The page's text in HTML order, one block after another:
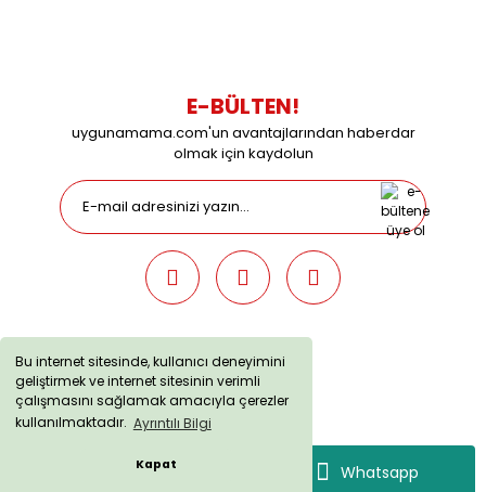
Bu internet sitesinde, kullanıcı deneyimini
geliştirmek ve internet sitesinin verimli
çalışmasını sağlamak amacıyla çerezler
kullanılmaktadır. Ayrıntılı Bilgi
Kapat Whatsapp
E-BÜLTEN!
uygunamama.com'un avantajlarından haberdar
olmak için kaydolun
uygunamama.com © 2019 - Tüm Hakları Saklıdır. Kredi kartı
bilgileriniz 256bit SSL sertifikası ile korunmaktadır.